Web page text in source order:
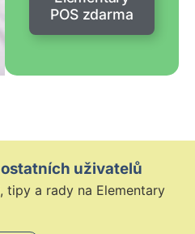
POS zdarma
uživatelů
tipy a rady na Elementary